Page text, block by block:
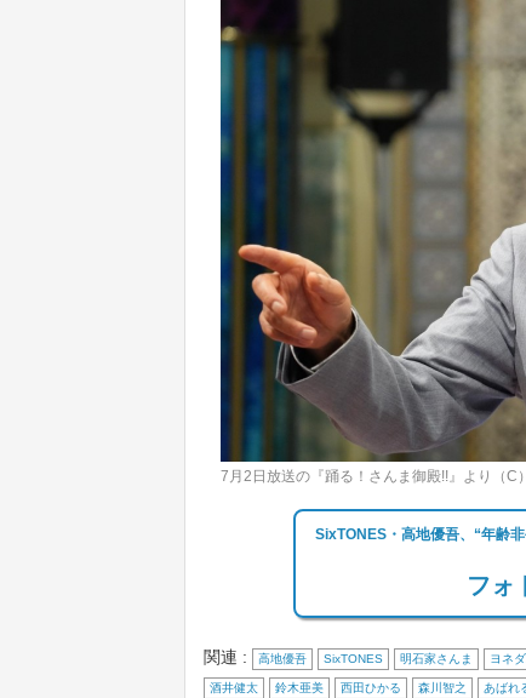
7月2日放送の『踊る！さんま御殿!!』より（C
SixTONES・高地優吾、“年齢
フォ
関連 : 高地優吾 SixTONES 明石家さんま ヨネ
酒井健太 鈴木亜美 西田ひかる 森川智之 あばれ